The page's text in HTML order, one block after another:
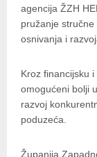
agencija ŽZH
pružanje
osnivanja i
Kroz financijsku
omogućeni bolji
razvoj
poduzeća.
Županija